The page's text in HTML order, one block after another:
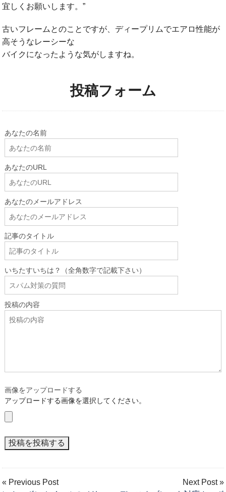
宜しくお願いします。”
古いフレームとのことですが、ディープリムでエアロ性能が
高そうなレーシーな
バイクになったような気がしますね。
投稿フォーム
あなたの名前
あなたのURL
あなたのメールアドレス
記事のタイトル
いちたすいちは？（全角数字で記載下さい）
投稿の内容
画像をアップロードする
アップロードする画像を選択してください。
« Previous Post
Next Post »